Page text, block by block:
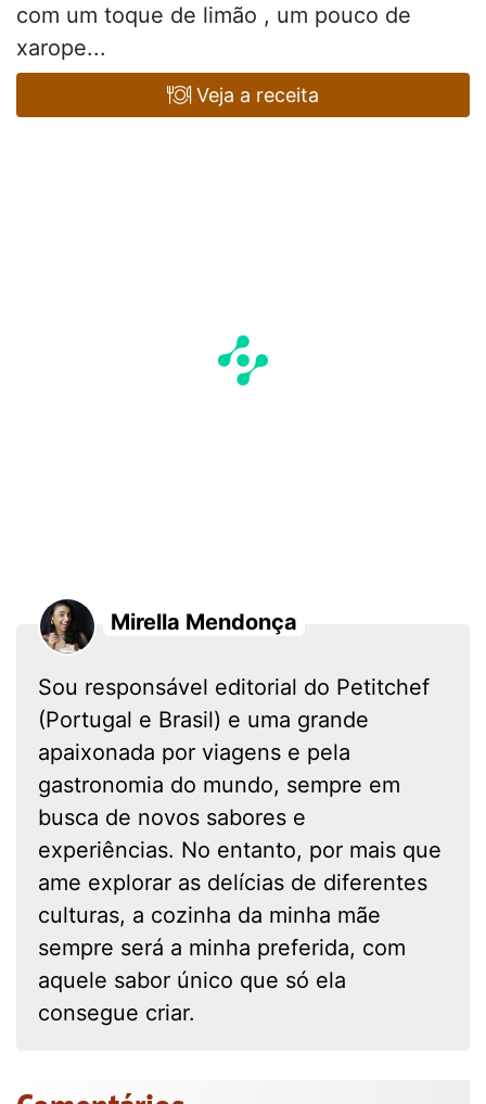
com um toque de limão , um pouco de
xarope...
Veja a receita
Mirella Mendonça
Sou responsável editorial do Petitchef
(Portugal e Brasil) e uma grande
apaixonada por viagens e pela
gastronomia do mundo, sempre em
busca de novos sabores e
experiências. No entanto, por mais que
ame explorar as delícias de diferentes
culturas, a cozinha da minha mãe
sempre será a minha preferida, com
aquele sabor único que só ela
consegue criar.